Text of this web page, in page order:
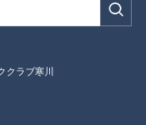
クラブ寒川